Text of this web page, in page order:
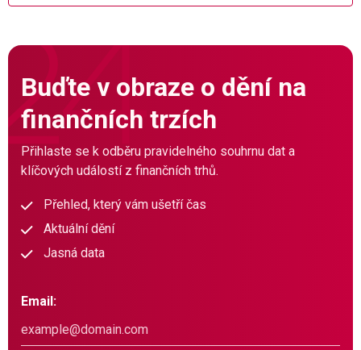
Buďte v obraze o dění na
finančních trzích
Přihlaste se k odběru pravidelného souhrnu dat a
klíčových událostí z finančních trhů.
Přehled, který vám ušetří čas
Aktuální dění
Jasná data
Email: